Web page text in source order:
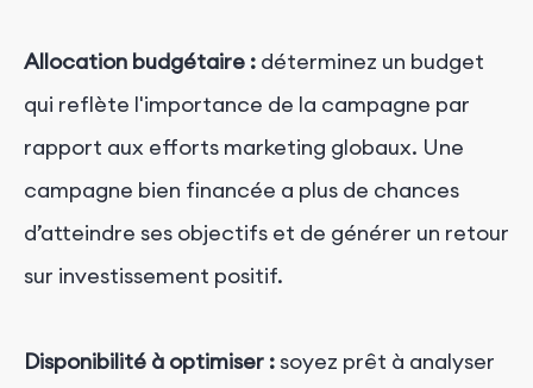
Allocation budgétaire : déterminez un budget
qui reflète l'importance de la campagne par
rapport aux efforts marketing globaux. Une
campagne bien financée a plus de chances
d’atteindre ses objectifs et de générer un retour
sur investissement positif.
Disponibilité à optimiser :soyez prêt à analyser